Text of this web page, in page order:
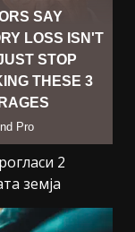
2
земја